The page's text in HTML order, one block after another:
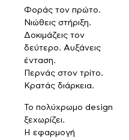
Φοράς τον πρώτο.
Νιώθεις στήριξη.
Δοκιμάζεις τον
δεύτερο. Αυξάνεις
ένταση.
Περνάς στον τρίτο.
Κρατάς διάρκεια.
Το πολύχρωμο design
ξεχωρίζει.
Η εφαρμογή